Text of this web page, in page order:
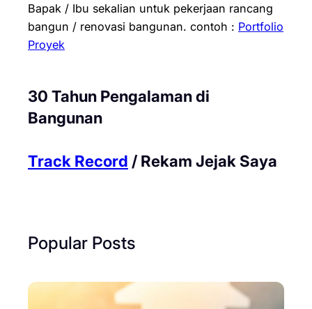
Bapak / Ibu sekalian untuk pekerjaan rancang
bangun / renovasi bangunan. contoh : Portfolio
Proyek
30 Tahun Pengalaman di
Bangunan
Track Record / Rekam Jejak Saya
Popular Posts